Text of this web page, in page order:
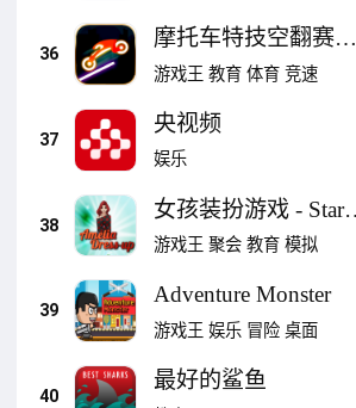
36
摩托车特技空翻赛车
霓虹灯版
游戏王 教育 体育 竞速
37
央视频
娱乐
38
女孩装扮游戏 - Star
Fashion Model Popstar
游戏王 聚会 教育 模拟
39
Adventure Monster
游戏王 娱乐 冒险 桌面
40
最好的鲨鱼